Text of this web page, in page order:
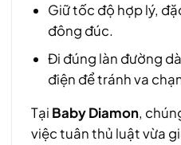
Giữ tốc độ hợp lý,
đông đúc.
Đi đúng làn đường
điện để tránh va
Tại Baby Diamon,
việc tuân thủ luật vừa